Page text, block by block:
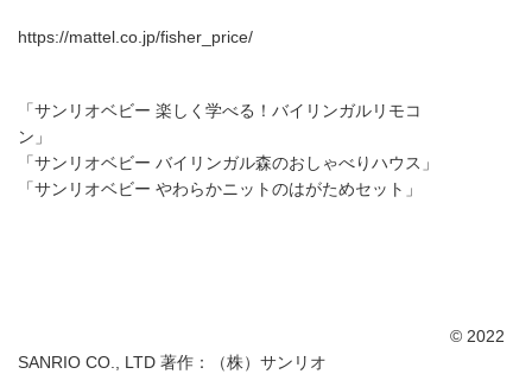
https://mattel.co.jp/fisher_price/
「サンリオベビー 楽しく学べる！バイリンガルリモコ
ン」
「サンリオベビー バイリンガル森のおしゃべりハウス」
「サンリオベビー やわらかニットのはがためセット」
© 2022
SANRIO CO., LTD 著作：（株）サンリオ